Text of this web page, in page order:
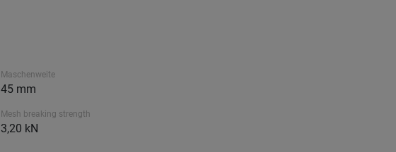
Maschenweite
45 mm
Mesh breaking strength
3,20 kN